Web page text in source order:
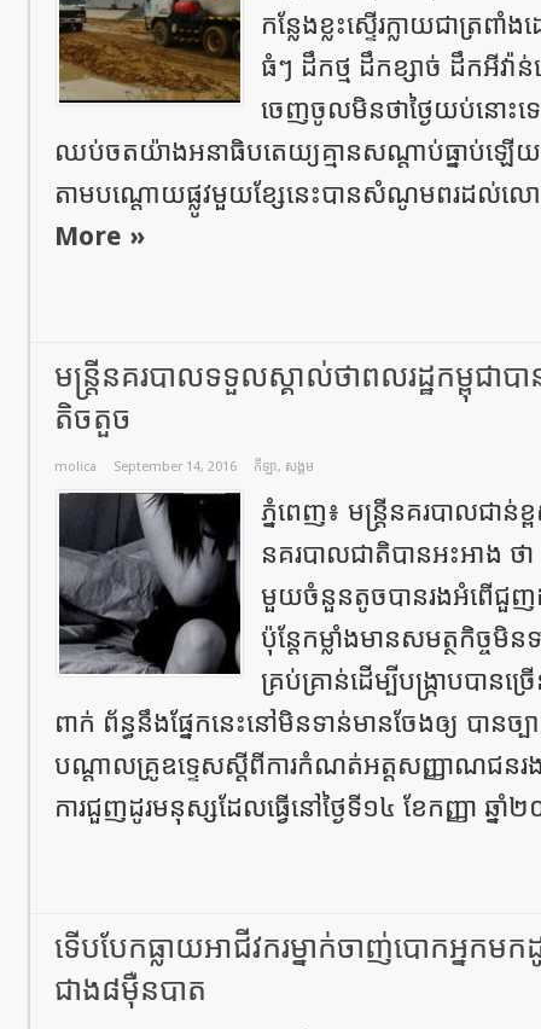
កន្លែងខ្លះស្ទើរក្លាយជាត្រព
ធំៗ ដឹកថ្ម ដឹកខ្សាច់ ដឹកអីវ៉
ចេញចូលមិនថាថ្ងៃយប់នោះទ
ឈប់ចតយ៉ាងអនាធិបតេយ្យគ្មានសណ្តាប់ធ្នាប់ឡើ
តាមបណ្តោយផ្លូវមួយខ្សែនេះបានសំណូមពរដល់ល
More »
មន្ត្រីនគរបាលទទួលស្គាល់ថាពលរដ្ឋកម្ពុជាបា
តិចតួច
molica September 14, 2016 កីឡា, សង្គម
ភ្នំពេញ៖ មន្ត្រីនគរបាលជាន់ខ្ព
នគរបាលជាតិបានអះអាង ថា
មួយចំនួនតូចបានរងអំពើជួញដូ
ប៉ុន្តែកម្លាំងមានសមត្ថកិច្ច
គ្រប់គ្រាន់ដើម្បីបង្ក្រាបបាន
ពាក់ ព័ន្ធនឹងផ្នែកនេះនៅមិនទាន់មានចែងឲ្យ បានច្
បណ្តាលគ្រូឧទ្ទេសស្តីពីការកំណត់អត្តសញ្ញាណជនរ
ការជួញដូរមនុស្សដែលធ្វើនៅថ្ងៃទី១៤ ខែកញ្ញា ឆ្ន
ទើបបែកធ្លាយអាជីវករម្នាក់ចាញ់បោកអ្នក
ជាង៨ម៉ឺនបាត